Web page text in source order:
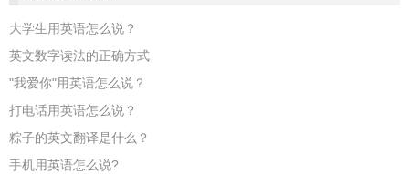
大学生用英语怎么说？
英文数字读法的正确方式
"我爱你"用英语怎么说？
打电话用英语怎么说？
粽子的英文翻译是什么？
手机用英语怎么说?